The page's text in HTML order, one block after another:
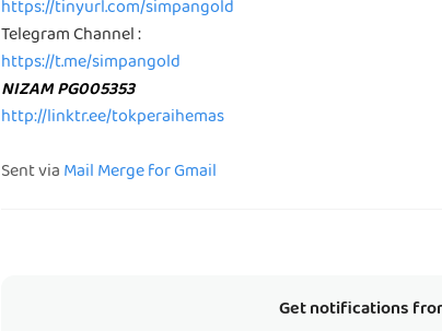
https://tinyurl.com/simpangold
Telegram Channel :
https://t.me/simpangold
NIZAM PG005353
http://linktr.ee/tokperaihemas
Sent viaMail Merge for Gmail
Get notifications